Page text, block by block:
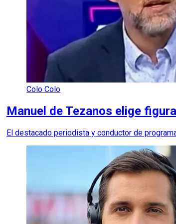
Colo Colo
Manuel de Tezanos elige
El destacado periodista y conductor de